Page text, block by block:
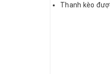
Thanh kèo